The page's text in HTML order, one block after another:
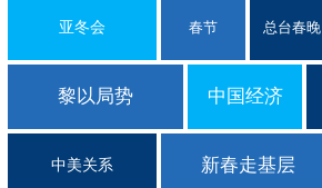
亚冬会 春节 总台春晚
黎以局势 中国经济
中美关系 新春走基层